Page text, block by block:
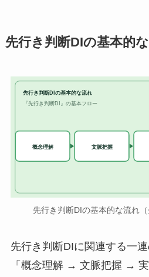
先行き判断DIの基本的
先行き判断DIの基本的な流れ
『先行き判断DI』の基本フロー
概念理解 文脈把握
先行き判断DIの基本的な流れ
先行き判断DIに関連する一
「概念理解 → 文脈把握 →